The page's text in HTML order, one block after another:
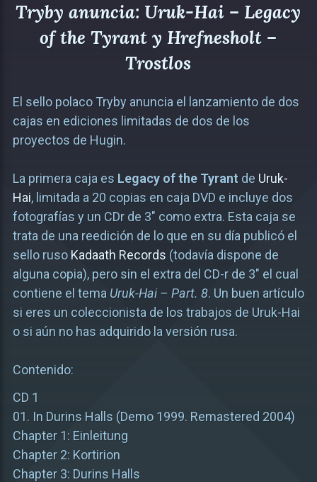
Tryby anuncia: Uruk-Hai – Legacy
of the Tyrant y Hrefnesholt –
Trostlos
El sello polaco Tryby anuncia el lanzamiento de dos
cajas en ediciones limitadas de dos de los
proyectos de Hugin.
La primera caja es Legacy of the Tyrantde Uruk-
Hai, limitada a 20 copias en caja DVD e incluye dos
fotografías y un CDr de 3″ como extra. Esta caja se
trata de una reedición de lo que en su día publicó el
sello ruso Kadaath Records (todavía dispone de
alguna copia), pero sin el extra del CD-r de 3″ el cual
contiene el tema Uruk-Hai – Part. 8. Un buen artículo
si eres un coleccionista de los trabajos de Uruk-Hai
o si aún no has adquirido la versión rusa.
Contenido:
CD 1
01. In Durins Halls (Demo 1999. Remastered 2004)
Chapter 1: Einleitung
Chapter 2: Kortirion
Chapter 3: Durins Halls